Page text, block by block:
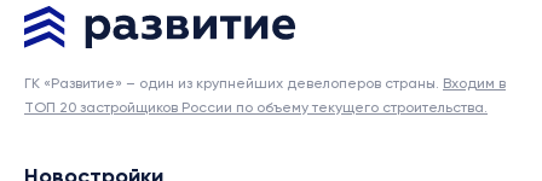
ГК «Развитие» – один из крупнейших девелоперов страны. Входим в
ТОП 20 застройщиков России по объему текущего строительства.